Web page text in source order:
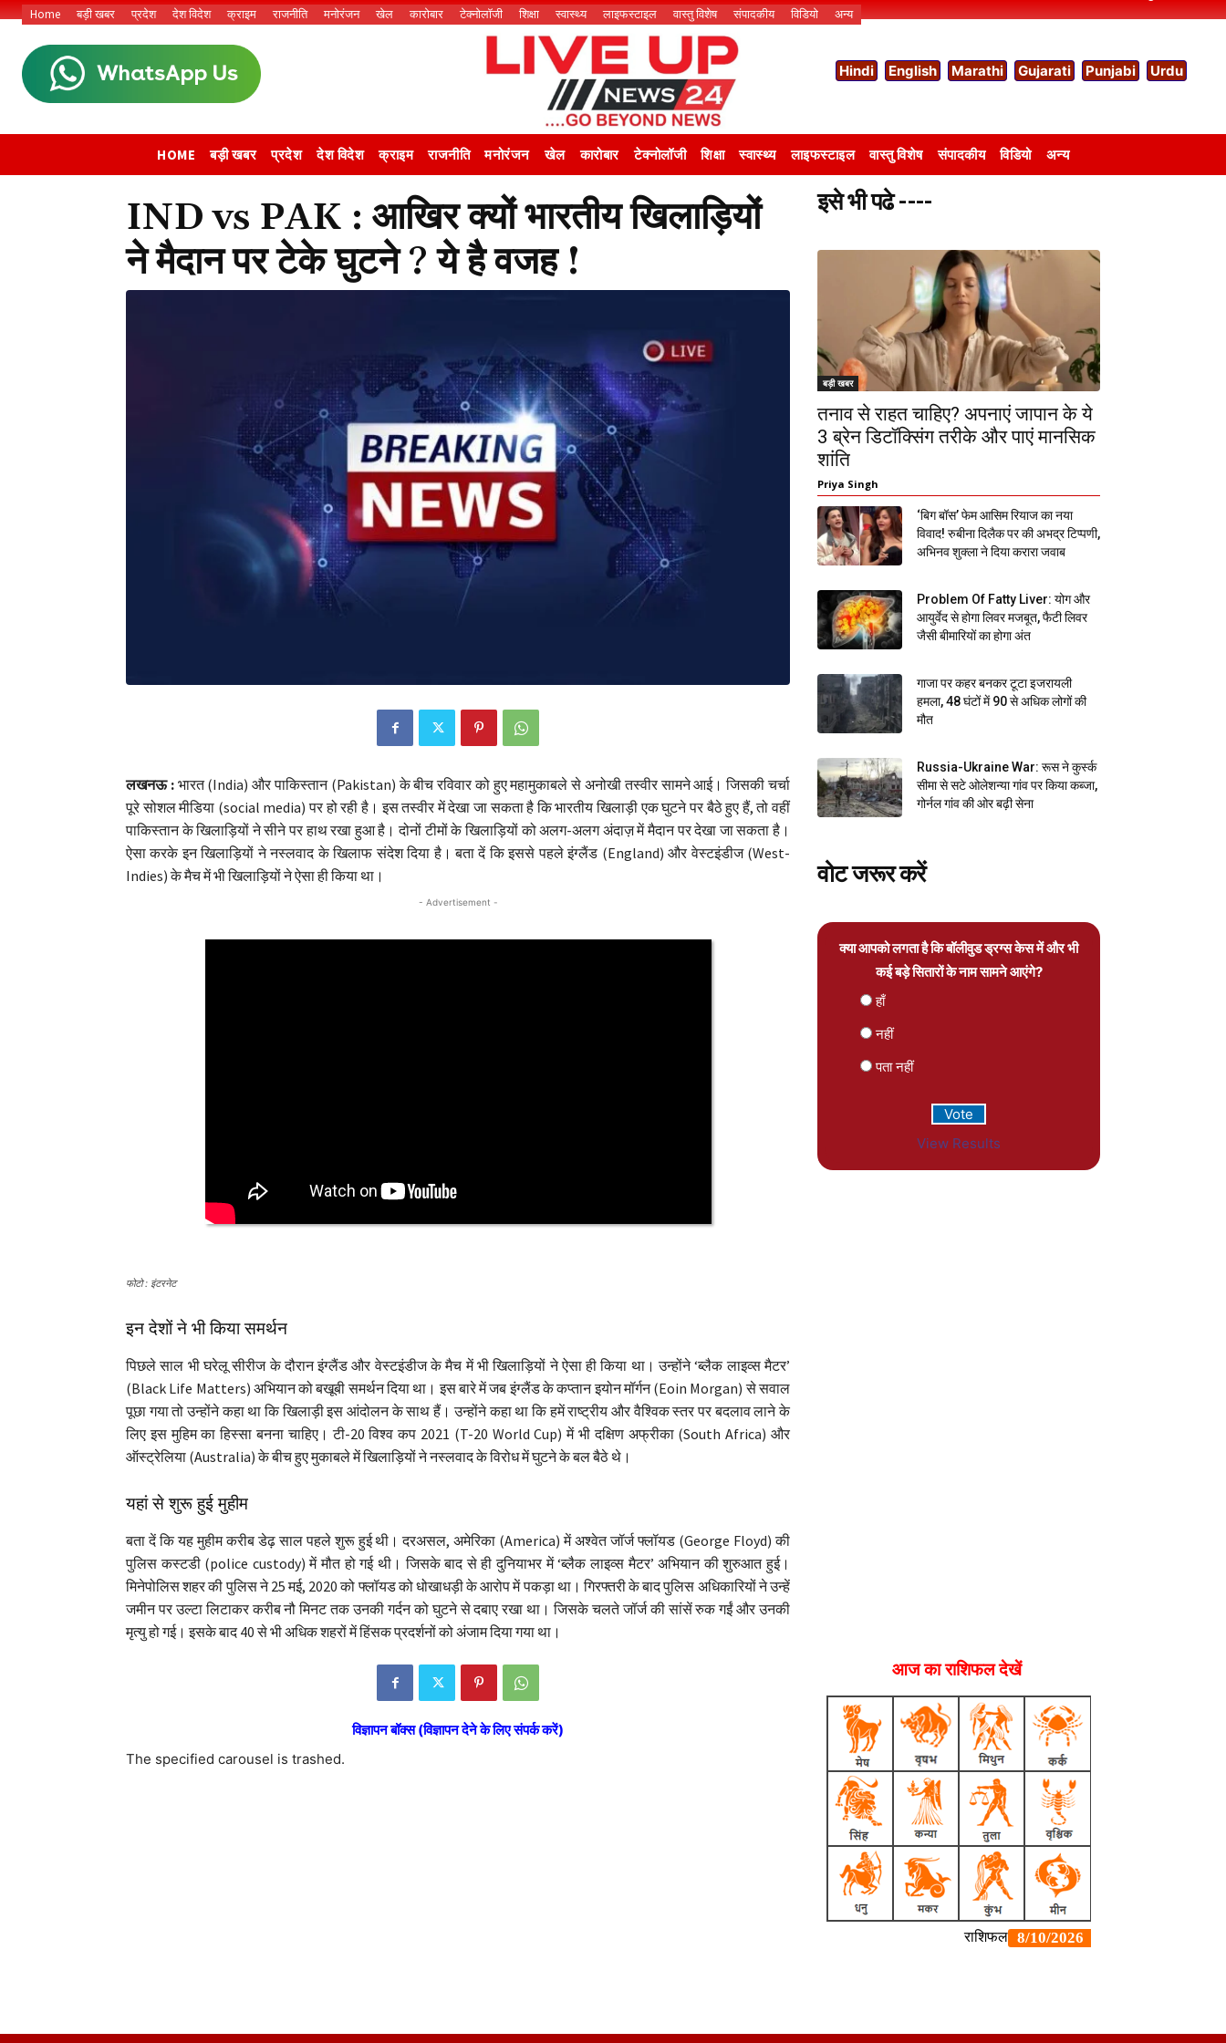
Home बड़ी खबर प्रदेश देश विदेश क्राइम राजनीति मनोरंजन खेल कारोबार टेक्नोलॉजी शिक्षा स्वास्थ्य लाइफस्टाइल वास्तु विशेष संपादकीय विडियो अन्य
Hindi English Marathi Gujarati Punjabi Urdu
HOME बड़ी खबर प्रदेश देश विदेश क्राइम राजनीति मनोरंजन खेल कारोबार टेक्नोलॉजी शिक्षा स्वास्थ्य लाइफस्टाइल वास्तु विशेष संपादकीय विडियो अन्य
IND vs PAK : आखिर क्यों भारतीय खिलाड़ियों
ने मैदान पर टेके घुटने ? ये है वजह !
लखनऊ :भारत (India) और पाकिस्तान (Pakistan) के बीच रविवार को हुए महामुकाबले से अनोखी तस्वीर सामने आई। जिसकी चर्चा
पूरे सोशल मीडिया (social media) पर हो रही है। इस तस्वीर में देखा जा सकता है कि भारतीय खिलाड़ी एक घुटने पर बैठे हुए हैं, तो वहीं
पाकिस्तान के खिलाड़ियों ने सीने पर हाथ रखा हुआ है। दोनों टीमों के खिलाड़ियों को अलग-अलग अंदाज़ में मैदान पर देखा जा सकता है।
ऐसा करके इन खिलाड़ियों ने नस्लवाद के खिलाफ संदेश दिया है। बता दें कि इससे पहले इंग्लैंड (England) और वेस्टइंडीज (West-
Indies) के मैच में भी खिलाड़ियों ने ऐसा ही किया था।
- Advertisement -
फोटो : इंटरनेट
इन देशों ने भी किया समर्थन
पिछले साल भी घरेलू सीरीज के दौरान इंग्लैंड और वेस्टइंडीज के मैच में भी खिलाड़ियों ने ऐसा ही किया था। उन्होंने ‘ब्लैक लाइव्स मैटर’
(Black Life Matters) अभियान को बखूबी समर्थन दिया था। इस बारे में जब इंग्लैंड के कप्तान इयोन मॉर्गन (Eoin Morgan) से सवाल
पूछा गया तो उन्होंने कहा था कि खिलाड़ी इस आंदोलन के साथ हैं। उन्होंने कहा था कि हमें राष्ट्रीय और वैश्विक स्तर पर बदलाव लाने के
लिए इस मुहिम का हिस्सा बनना चाहिए। टी-20 विश्व कप 2021 (T-20 World Cup) में भी दक्षिण अफ्रीका (South Africa) और
ऑस्ट्रेलिया (Australia) के बीच हुए मुकाबले में खिलाड़ियों ने नस्लवाद के विरोध में घुटने के बल बैठे थे।
यहां से शुरू हुई मुहीम
बता दें कि यह मुहीम करीब डेढ़ साल पहले शुरू हुई थी। दरअसल, अमेरिका (America) में अश्वेत जॉर्ज फ्लॉयड (George Floyd) की
पुलिस कस्टडी (police custody) में मौत हो गई थी। जिसके बाद से ही दुनियाभर में ‘ब्लैक लाइव्स मैटर’ अभियान की शुरुआत हुई।
मिनेपोलिस शहर की पुलिस ने 25 मई, 2020 को फ्लॉयड को धोखाधड़ी के आरोप में पकड़ा था। गिरफ्तरी के बाद पुलिस अधिकारियों ने उन्हें
जमीन पर उल्टा लिटाकर करीब नौ मिनट तक उनकी गर्दन को घुटने से दबाए रखा था। जिसके चलते जॉर्ज की सांसें रुक गईं और उनकी
मृत्यु हो गई। इसके बाद 40 से भी अधिक शहरों में हिंसक प्रदर्शनों को अंजाम दिया गया था।
विज्ञापन बॉक्स (विज्ञापन देने के लिए संपर्क करें)
The specified carousel is trashed.
इसे भी पढे ----
बड़ी खबर
तनाव से राहत चाहिए? अपनाएं जापान के ये
3 ब्रेन डिटॉक्सिंग तरीके और पाएं मानसिक
शांति
Priya Singh
‘बिग बॉस’ फेम आसिम रियाज का नया
विवाद! रुबीना दिलैक पर की अभद्र टिप्पणी,
अभिनव शुक्ला ने दिया करारा जवाब
Problem Of Fatty Liver: योग और
आयुर्वेद से होगा लिवर मजबूत, फैटी लिवर
जैसी बीमारियों का होगा अंत
गाजा पर कहर बनकर टूटा इजरायली
हमला, 48 घंटों में 90 से अधिक लोगों की
मौत
Russia-Ukraine War: रूस ने कुर्स्क
सीमा से सटे ओलेशन्या गांव पर किया कब्जा,
गोर्नल गांव की ओर बढ़ी सेना
वोट जरूर करें
क्या आपको लगता है कि बॉलीवुड ड्रग्स केस में और भी
कई बड़े सितारों के नाम सामने आएंगे?
हाँ
नहीं
पता नहीं
View Results
आज का राशिफल देखें